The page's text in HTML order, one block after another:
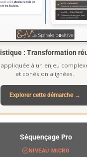
: Transformation
appliquée à un enjeu
et cohésion alignées.
Explorer cette démarche →
Séquençage Pro
NIVEAU MICRO